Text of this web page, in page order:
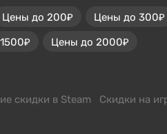
Цены до 200₽ Цены до 300₽
Цены до 2000₽
скидки в Steam Скидки на